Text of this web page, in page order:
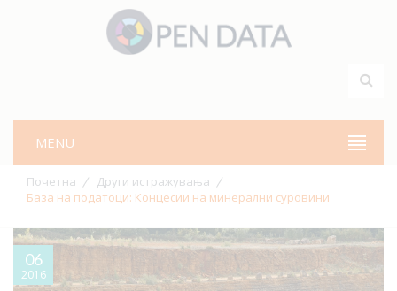
MENU
Почетна
Други истражувања
База на податоци: Концесии на минерални суровини
06
2016